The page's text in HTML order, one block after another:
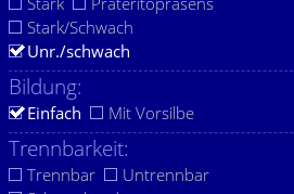
Stark/Schwach
Unr./schwach
Bildung:
Einfach Mit Vorsilbe
Trennbarkeit:
Trennbar
Untrennbar